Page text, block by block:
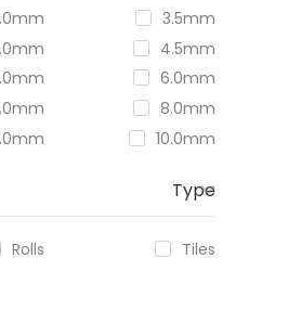
3.5mm
4.5mm
6.0mm
8.0mm
10.0mm
Type
Rolls Tiles